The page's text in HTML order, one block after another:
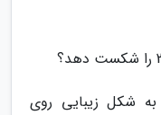
5 دوربین را به شکل زیبایی روی